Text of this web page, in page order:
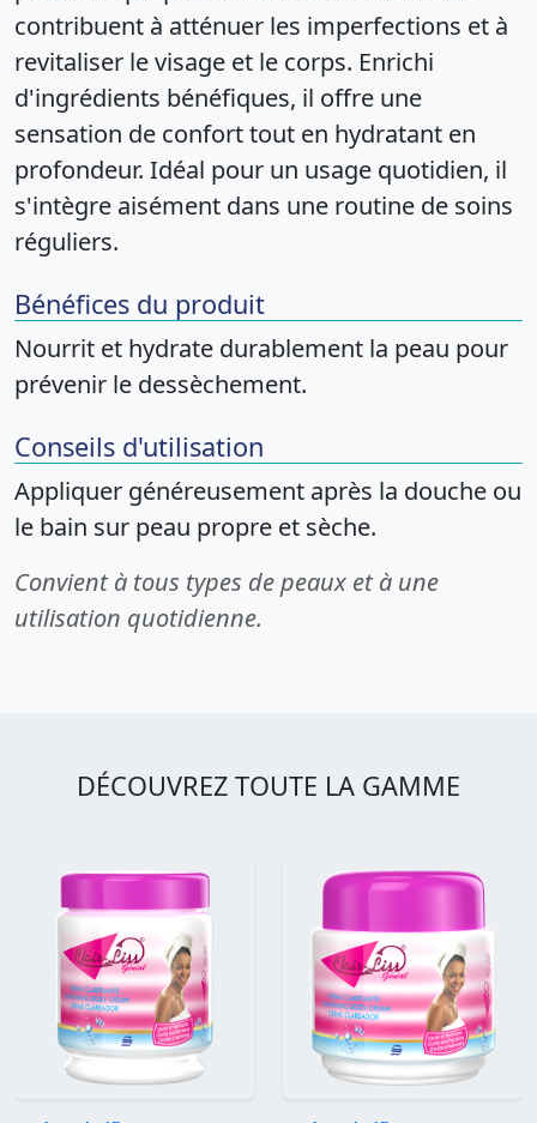
contribuent à atténuer les imperfections et à
revitaliser le visage et le corps. Enrichi
d'ingrédients bénéfiques, il offre une
sensation de confort tout en hydratant en
profondeur. Idéal pour un usage quotidien, il
s'intègre aisément dans une routine de soins
réguliers.
Bénéfices du produit
Nourrit et hydrate durablement la peau pour
prévenir le dessèchement.
Conseils d'utilisation
Appliquer généreusement après la douche ou
le bain sur peau propre et sèche.
Convient à tous types de peaux et à une
utilisation quotidienne.
DÉCOUVREZ TOUTE LA GAMME